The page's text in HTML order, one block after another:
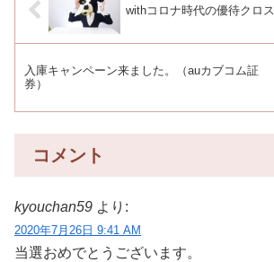
withコロナ時代の優待クロス
入庫キャンペーン来ました。（auカブコム証
券）
コメント
kyouchan59 より:
2020年7月26日 9:41 AM
当選おめでとうございます。